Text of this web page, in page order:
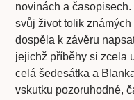
novinách a
svůj život tolik
dospěla k závěru
jejichž příběhy si zcela
celá šedesátka a
vskutku pozoruhodné,